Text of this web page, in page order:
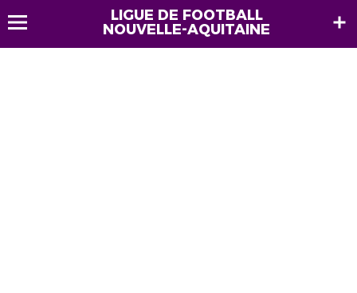
LIGUE DE FOOTBALL
NOUVELLE-AQUITAINE